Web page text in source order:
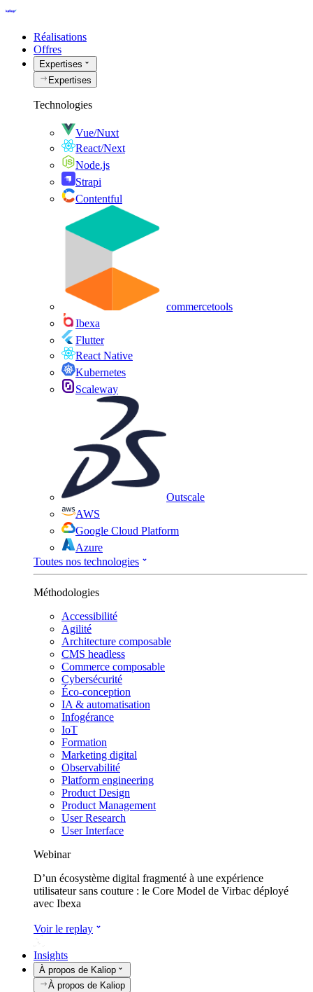
Réalisations
Offres
Expertises
Expertises
Technologies
Vue/Nuxt
React/Next
Node.js
Strapi
Contentful
commercetools
Ibexa
Flutter
React Native
Kubernetes
Scaleway
Outscale
AWS
Google Cloud Platform
Azure
Toutes nos technologies
Méthodologies
Accessibilité
Agilité
Architecture composable
CMS headless
Commerce composable
Cybersécurité
Éco-conception
IA & automatisation
Infogérance
IoT
Formation
Marketing digital
Observabilité
Platform engineering
Product Design
Product Management
User Research
User Interface
Webinar
D’un écosystème digital fragmenté à une expérience
utilisateur sans couture : le Core Model de Virbac déployé
avec Ibexa
Voir le replay
Insights
À propos de Kaliop
À propos de Kaliop